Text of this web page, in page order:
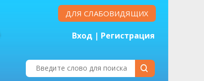
ДЛЯ СЛАБОВИДЯЩИХ
Вход | Регистрация